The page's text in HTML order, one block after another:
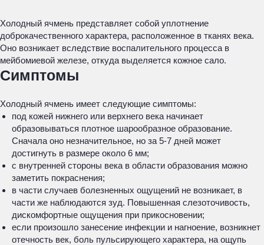
Холодный ячмень представляет собой уплотнение
доброкачественного характера, расположенное в тканях века.
Оно возникает вследствие воспалительного процесса в
мейбомиевой железе, откуда выделяется кожное сало.
Симптомы
Холодный ячмень имеет следующие симптомы:
под кожей нижнего или верхнего века начинает
образовываться плотное шарообразное образование.
Сначала оно незначительное, но за 5-7 дней может
достигнуть в размере около 6 мм;
с внутренней стороны века в области образования можно
заметить покраснения;
в части случаев болезненных ощущений не возникает, в
части же наблюдаются зуд. Повышенная слезоточивость,
дискомфортные ощущения при прикосновении;
если произошло занесение инфекции и нагноение, возникнет
отечность век, боль пульсирующего характера, на ощупь